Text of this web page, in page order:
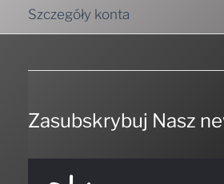
Szczegóły konta
Zasubskrybuj Nasz